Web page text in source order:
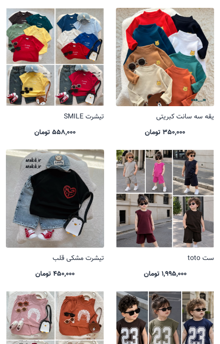
یقه سه سانت کبریتی
350,000 تومان
تیشرت SMILE
558,000 تومان
ست toto
1,995,000 تومان
تیشرت مشکی قلب
450,000 تومان